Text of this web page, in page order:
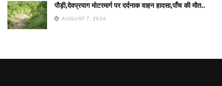
पौड़ी,देवप्रयाग मोटरमार्ग पर दर्दनाक वाहन हादसा,पाँच की मौत..
AUGUST 7, 2026